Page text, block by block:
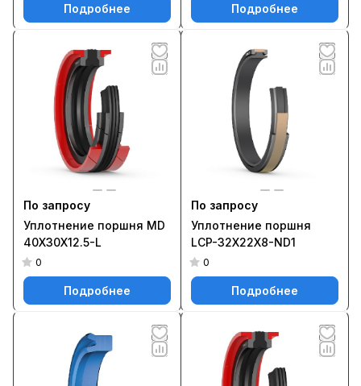
Подробнее Подробнее
По запросу
Уплотнение поршня MD
40X30X12.5-L
0
Подробнее
По запросу
Уплотнение поршня
LCP-32X22X8-ND1
0
Подробнее